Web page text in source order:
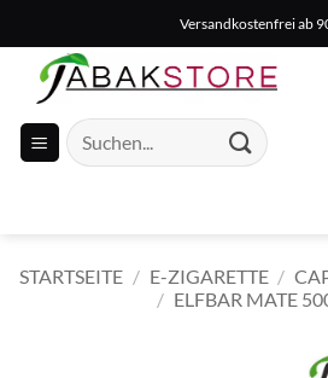
Inhalt
springen
Versandkostenfrei ab
Suche
nach:
STARTSEITE / E-ZIGARETTE /
/ ELFBAR MATE